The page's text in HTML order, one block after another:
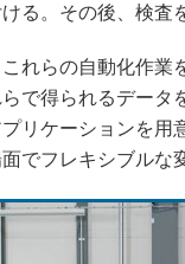
る。その後、検査
れらの自動化作業
で得られるデータ
リケーションを用
でフレキシブルな